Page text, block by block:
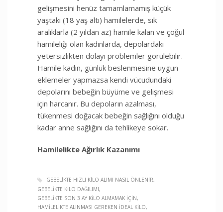
gelişmesini henüz tamamlamamış küçük
yaştaki (18 yaş altı) hamilelerde, sık
aralıklarla (2 yıldan az) hamile kalan ve çoğul
hamileliği olan kadınlarda, depolardaki
yetersizlikten dolayı problemler görülebilir.
Hamile kadın, günlük beslenmesine uygun
eklemeler yapmazsa kendi vücudundaki
depolarını bebeğin büyüme ve gelişmesi
için harcanır. Bu depoların ­azalması,
tükenmesi doğacak bebeğin sağlığını olduğu
kadar anne sağlığını da tehlikeye sokar.
Hamilelikte Ağırlık Kazanımı
GEBELIKTE HIZLI KILO ALIMI NASIL ÖNLENIR
GEBELIKTE KILO DAĞILIMI
GEBELIKTE SON 3 AY KILO ALMAMAK IÇIN
HAMILELIKTE ALINMASI GEREKEN IDEAL KILO